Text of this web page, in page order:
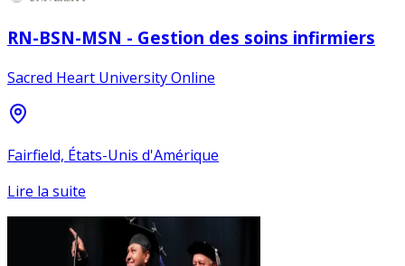
RN-BSN-MSN - Gestion des soins infirmiers
Sacred Heart University Online
Fairfield, États-Unis d'Amérique
Lire la suite